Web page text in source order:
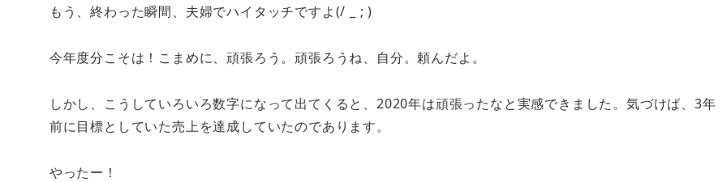
もう、終わった瞬間、夫婦でハイタッチですよ(/ _ ; )
今年度分こそは！こまめに、頑張ろう。頑張ろうね、自分。頼んだよ。
しかし、こうしていろいろ数字になって出てくると、 2020年は頑張ったなと実感できました。気づけば、3年
前に目標としていた売上を達成していたのであります。
やったー！